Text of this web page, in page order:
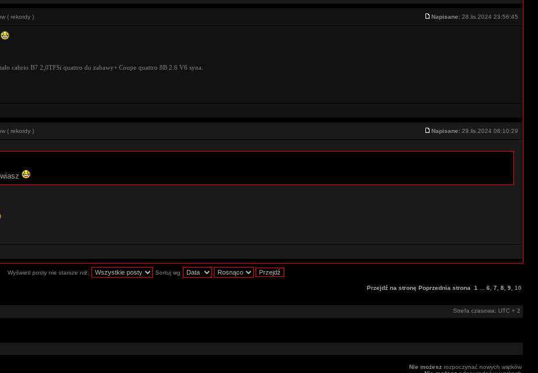
( rekordy ) Napisane: 28.lis.2024 23:56:45
cabrio B7 2,0TFSi quattro do zabawy+ Coupe quattro 8B 2.6 V6 syna.
( rekordy ) Napisane: 29.lis.2024 08:10:29
Wyświetl posty nie starsze niż: Sortuj wg
Przejdź na stronę Poprzednia strona 1 6 7 8 9 10
Strefa czasowa: UTC + 2
Nie możesz rozpoczynać nowych wątków